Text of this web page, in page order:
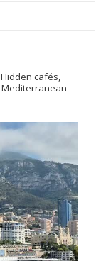
Hidden cafés,
Mediterranean